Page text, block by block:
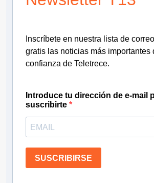
Inscríbete en nuestra lista de
gratis las noticias más importantes
confianza de Teletrece.
Introduce tu dirección de e-mail
suscribirte
SUSCRIBIRSE